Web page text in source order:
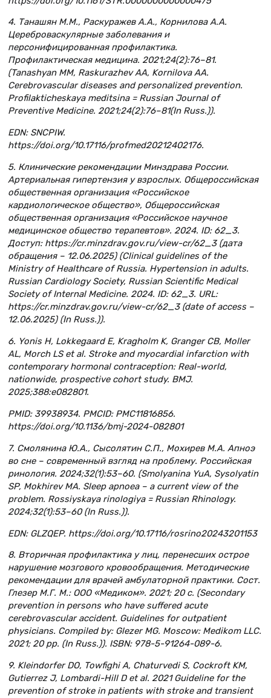
4. Танашян М.М., Раскуражев А.А., Корнилова А.А.
Цереброваскулярные заболевания и
персонифицированная профилактика.
Профилактическая медицина. 2021;24(2):76–81.
(Tanashyan MM, Raskurazhev AA, Kornilova AA.
Cerebrovascular diseases and personalized prevention.
Profilakticheskaya meditsina = Russian Journal of
Preventive Medicine. 2021;24(2):76–81(In Russ.)).
EDN: SNCPIW.
https://doi.org/10.17116/profmed20212402176.
5. Клинические рекомендации Минздрава России.
Артериальная гипертензия у взрослых. Общероссийская
общественная организация «Российское
кардиологическое общество», Общероссийская
общественная организация «Российское научное
медицинское общество терапевтов». 2024. ID: 62_3.
Доступ: https://cr.minzdrav.gov.ru/view-cr/62_3 (дата
обращения – 12.06.2025) (Clinical guidelines of the
Ministry of Healthcare of Russia. Hypertension in adults.
Russian Cardiology Society, Russian Scientific Medical
Society of Internal Medicine. 2024. ID: 62_3. URL:
https://cr.minzdrav.gov.ru/view-cr/62_3 (date of access –
12.06.2025) (In Russ.)).
6. Yonis H, Lokkegaard E, Kragholm K, Granger CB, Moller
AL, Morch LS et al. Stroke and myocardial infarction with
contemporary hormonal contraception: Real-world,
nationwide, prospective cohort study. BMJ.
2025;388:e082801.
PMID: 39938934. PMCID: PMC11816856.
https://doi.org/10.1136/bmj-2024-082801
7. Смолянина Ю.А., Сысолятин С.П., Мохирев М.А. Апноэ
во сне – современный взгляд на проблему. Российская
ринология. 2024;32(1):53–60. (Smolyanina YuA, Sysolyatin
SP, Mokhirev MA. Sleep apnoea – a current view of the
problem. Rossiyskaya rinologiya = Russian Rhinology.
2024;32(1):53–60 (In Russ.)).
EDN: GLZQEP. https://doi.org/10.17116/rosrino20243201153
8. Вторичная профилактика у лиц, перенесших острое
нарушение мозгового кровообращения. Методические
рекомендации для врачей амбулаторной практики. Сост.
Глезер М.Г. М.: ООО «Медиком». 2021; 20 с. (Secondary
prevention in persons who have suffered acute
cerebrovascular accident. Guidelines for outpatient
physicians. Compiled by: Glezer MG. Moscow: Medikom LLC.
2021; 20 pp. (In Russ.)). ISBN: 978-5-91264-089-6.
9. Kleindorfer DO, Towfighi A, Chaturvedi S, Cockroft KM,
Gutierrez J, Lombardi-Hill D et al. 2021 Guideline for the
prevention of stroke in patients with stroke and transient